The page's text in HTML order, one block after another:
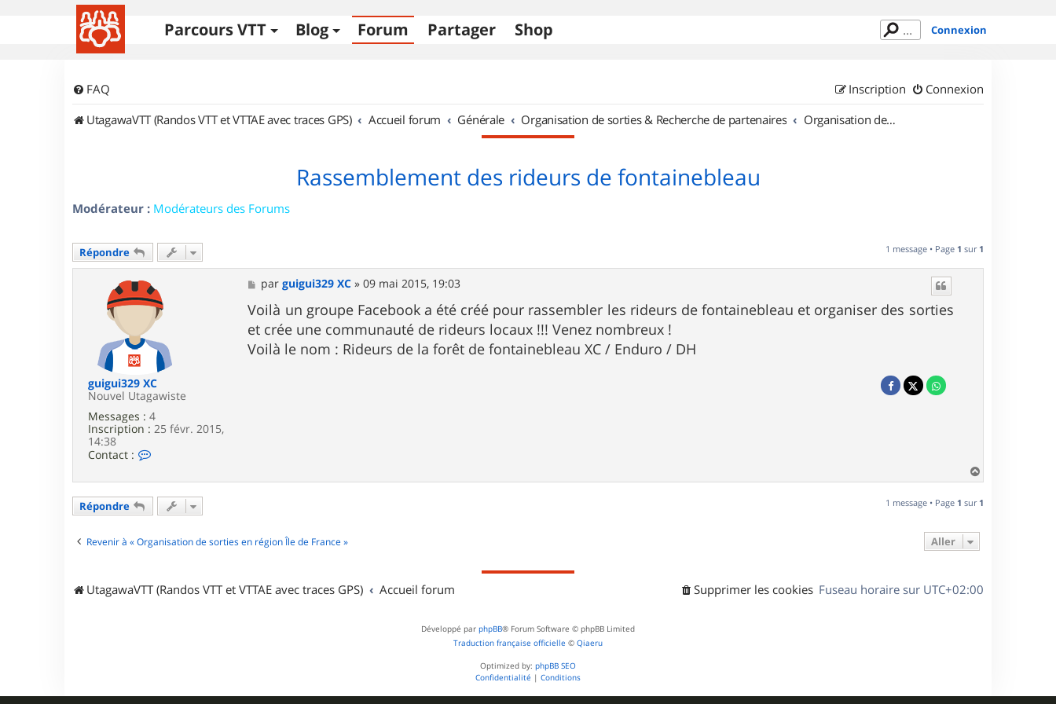
Parcours VTT Blog Forum Partager Shop Connexion
FAQ Connexion
Inscription
UtagawaVTT (Randos VTT et VTTAE avec traces GPS)
Accueil forum Générale Organisation de sorties & Recherche de partenaires Organisation de sorties en région Île de France
Rassemblement des rideurs de fontainebleau
Modérateur : Modérateurs des Forums
Répondre 1 message • Page 1 sur 1
guigui329 XC
Nouvel Utagawiste
Messages : 4
Inscription : 25 févr. 2015,
14:38
Contact :
c
e
i
M
e
s
s
a
g
e
parguigui329 XC »09 mai 2015, 19:03
Voilà un groupe Facebook a été créé pour rassembler les rideurs de fontainebleau et organiser des sorties
et crée une communauté de rideurs locaux !!! Venez nombreux !
Voilà le nom : Rideurs de la forêt de fontainebleau XC / Enduro / DH
a
t
Répondre 1 message • Page 1 sur 1
Revenir à « Organisation de sorties en région Île de France » Aller
UtagawaVTT (Randos VTT et VTTAE avec traces GPS) Accueil forum Fuseau horaire sur UTC+02:00
Supprimer les cookies
Développé par phpBB® Forum Software © phpBB Limited
Traduction française officielle © Qiaeru
Optimized by: phpBB SEO
Confidentialité | Conditions